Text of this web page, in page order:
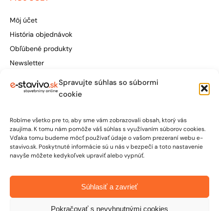
Spravujte súhlas so súbormi
cookie
Robíme všetko pre to, aby sme vám zobrazovali obsah, ktorý vás
zaujíma. K tomu nám pomôže váš súhlas s využívaním súborov cookies.
Vďaka tomu budeme môcť používať údaje o vašom prezeraní webu e-
stavivo.sk. Poskytnuté informácie sú u nás v bezpečí a toto nastavenie
navyše môžete kedykoľvek upraviť alebo vypnúť.
Súhlasiť a zavrieť
Pokračovať s nevyhnutnými cookies
Môj účet
História objednávok
Obľúbené produkty
Newsletter
Štúrova 155, 949 01 Nitra
+421 948 906 050
Po-Pia: 7:00 - 15:30
So: 7:00 - 12:00